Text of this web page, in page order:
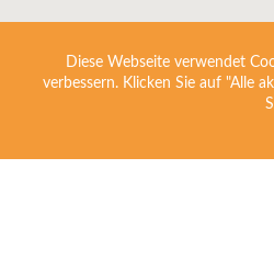
Diese Webseite verwendet
verbessern. Klicken Sie auf "Alle